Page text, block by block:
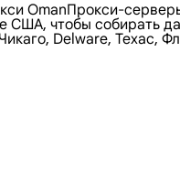
OmanПрокси-
США, чтобы собирать
Delware, Техас,